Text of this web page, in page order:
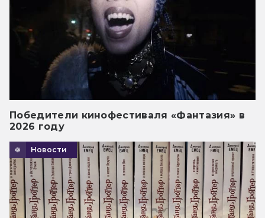
Победители кинофестиваля «Фантазия» в
2026 году
Новости